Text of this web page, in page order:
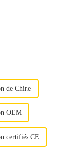
de Chine
OEM
certifiés CE